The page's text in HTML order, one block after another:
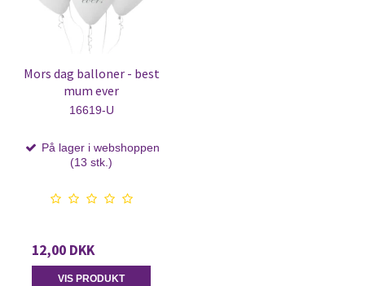
Mors dag balloner - best
mum ever
16619-U
På lager i webshoppen
(13 stk.)
12,00 DKK
VIS PRODUKT